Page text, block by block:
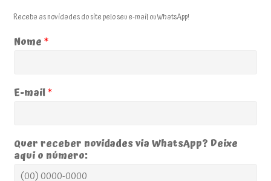
Receba as novidades do site pelo seu e-mail ou WhatsApp!
Nome*
E-mail*
Quer receber novidades via WhatsApp? Deixe
aqui o número: